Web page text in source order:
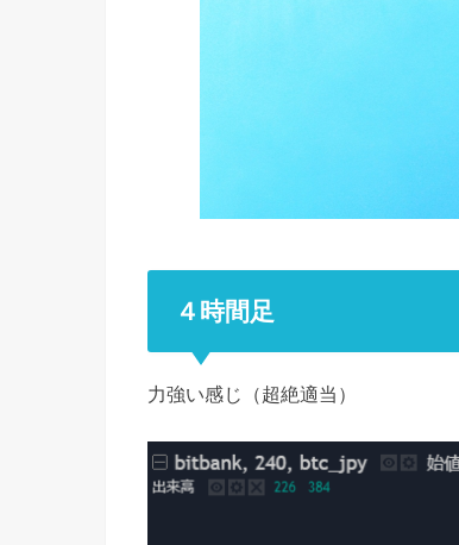
４時間足
力強い感じ（超絶適当）